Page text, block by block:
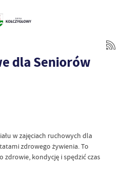
dla Seniorów
w zajęciach ruchowych dla
zdrowego żywienia. To
zdrowie, kondycję i spędzić czas